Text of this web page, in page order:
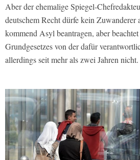
Aber der ehemalige Spiegel-
deutschem Recht dürfe kein Zuwanderer
kommend Asyl beantragen, aber
Grundgesetzes von der dafür
allerdings seit mehr als zwei Jahren nicht.